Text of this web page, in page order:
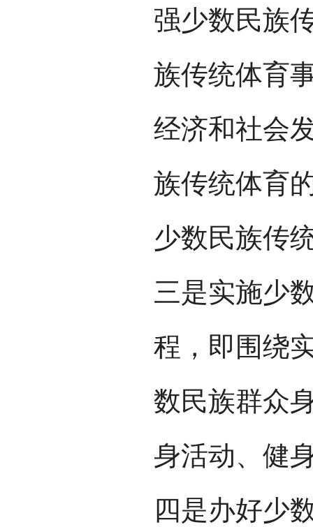
强少数民族
族传统体育
经济和社会
族传统体育
少数民族传
三是实施少
程，即围绕
数民族群众
身活动、健
四是办好少